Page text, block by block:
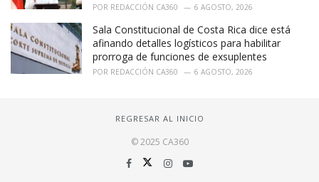
POR REDACCIÓN CA360 6 AGOSTO, 2026
Sala Constitucional de Costa Rica dice está
afinando detalles logísticos para habilitar
prorroga de funciones de exsuplentes
POR REDACCIÓN CA360 6 AGOSTO, 2026
REGRESAR AL INICIO
© 2025 CA360